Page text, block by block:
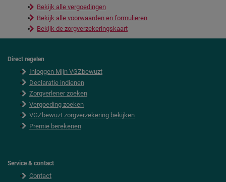
Bekijk alle vergoedingen
Bekijk alle voorwaarden en formulieren
Bekijk de zorgverzekeringskaart
Direct regelen
Inloggen Mijn VGZbewuzt
Declaratie indienen
Zorgverlener zoeken
Vergoeding zoeken
VGZbewuzt zorgverzekering bekijken
Premie berekenen
Service & contact
Contact